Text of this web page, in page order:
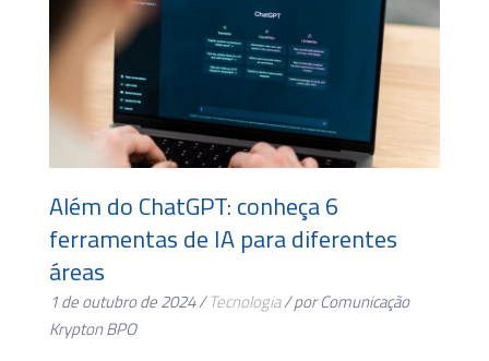
Além do ChatGPT: conheça 6
ferramentas de IA para diferentes
áreas
1 de outubro de 2024 /Tecnologia/ por Comunicação
Krypton BPO